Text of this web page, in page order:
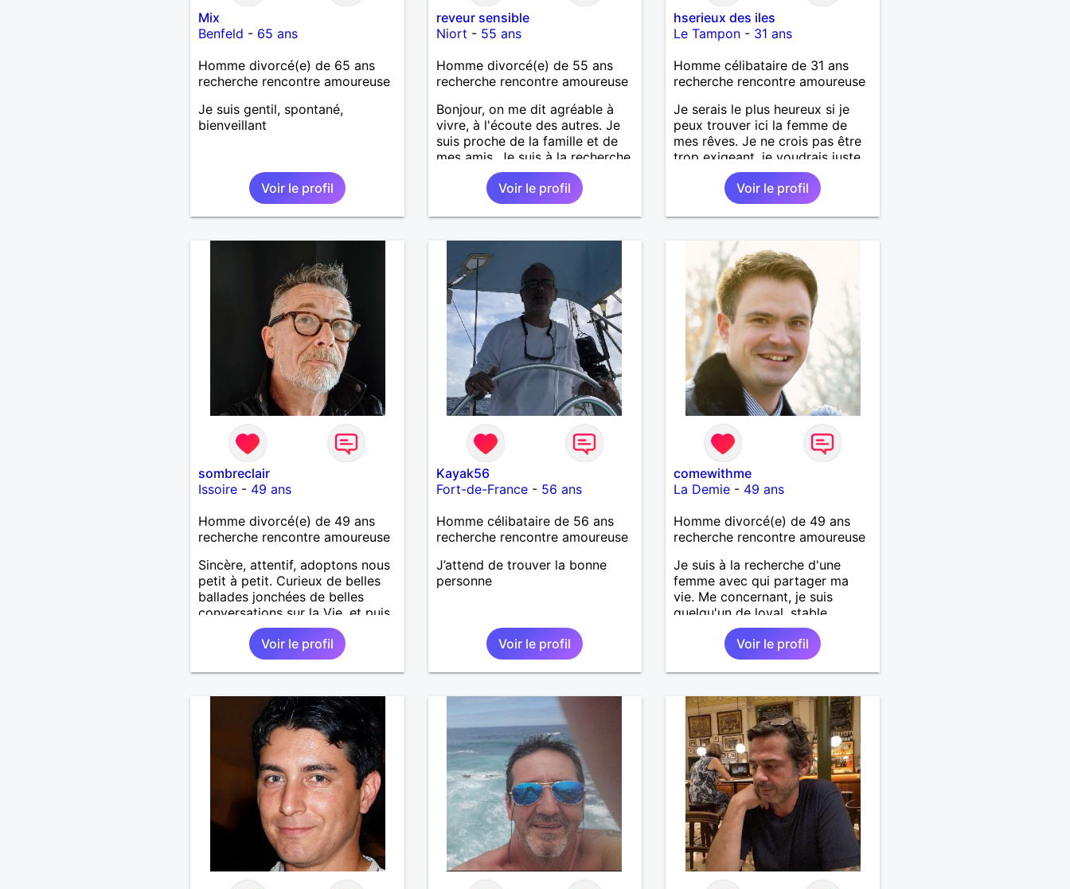
Mix
Benfeld - 65 ans
Homme divorcé(e) de 65 ans
recherche rencontre amoureuse
Je suis gentil, spontané,
bienveillant
Voir le profil
reveur sensible
Niort - 55 ans
Homme divorcé(e) de 55 ans
recherche rencontre amoureuse
Bonjour, on me dit agréable à
vivre, à l'écoute des autres. Je
suis proche de la famille et de
mes amis. Je suis à la recherche
d'une femme ayant la
quarantaine pour rencontre et si
possible relation sérieuse.
Voir le profil
hserieux des iles
Le Tampon - 31 ans
Homme célibataire de 31 ans
recherche rencontre amoureuse
Je serais le plus heureux si je
peux trouver ici la femme de
mes rêves. Je ne crois pas être
trop exigeant, je voudrais juste
qu'elle soit sincère et fidèle.
Ensuite chacun ses qualités et
ses défauts. Venez dialoguer
avec moi si ça vous tente !
Voir le profil
sombreclair
Issoire- 49 ans
Homme divorcé(e) de 49 ans
recherche rencontre amoureuse
Sincère, attentif, adoptons nous
petit à petit. Curieux de belles
ballades jonchées de belles
conversations sur la Vie, et puis
profitez d'un instant, les
senteurs des prairies en fleurs
nous laisserait peut-être
découvrir nos douceurs à
timide, sensualité, douceurs,
caresses, proprement et
respectueusement...voyons où
cela nous emmène ! Relation
complice et régulière. Je peux
me déplacer et recevoir.
Voir le profil
Kayak56
Fort-de-France- 56 ans
Homme célibataire de 56 ans
recherche rencontre amoureuse
J’attend de trouver la bonne
personne
Voir le profil
comewithme
La Demie - 49 ans
Homme divorcé(e) de 49 ans
recherche rencontre amoureuse
Je suis à la recherche d'une
femme avec qui partager ma
vie. Me concernant, je suis
quelqu'un de loyal, stable,
honnête, franc et capable d'une
grande douceur.Voir le profil